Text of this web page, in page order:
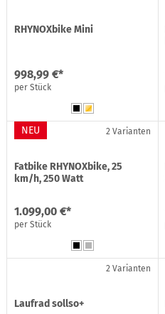
RHYNOXbike Mini
998,99 €*
per Stück
2 Varianten
NEU
Fatbike RHYNOXbike, 25
km/h, 250 Watt
1.099,00 €*
per Stück
2 Varianten
Laufrad sollso+